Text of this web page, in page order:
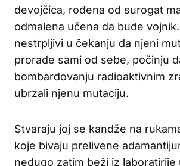
devojčica, rođena od surogat
odmalena učena da bude
nestrpljivi u čekanju da njeni
prorade sami od sebe, počinju
bombardovanju radioaktivnim
ubrzali njenu mutaciju.
Stvaraju joj se kandže na
koje bivaju prelivene
nedugo zatim beži iz laboratirije